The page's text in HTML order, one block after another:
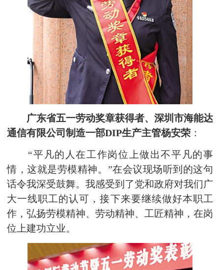
广东省五一劳动奖章获得者、深圳市海能达
通信有限公司制造一部DIP生产主管杨安荣 ：
“平凡的人在工作岗位上做出不平凡的事
情，这就是劳模精神。”在会议现场听到的这句
话令我深受鼓舞。我感受到了党和政府对我们广
大一线职工的认可，接下来要继续做好本职工
作，弘扬劳模精神、劳动精神、工匠精神，在岗
位上建功立业。